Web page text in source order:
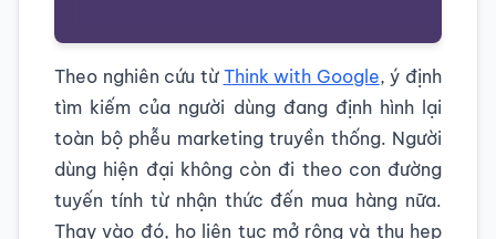
Theo nghiên cứu từ Think with Google, ý định
tìm kiếm của người dùng đang định hình lại
toàn bộ phễu marketing truyền thống. Người
dùng hiện đại không còn đi theo con đường
tuyến tính từ nhận thức đến mua hàng nữa.
Thay vào đó, họ liên tục mở rộng và thu hẹp